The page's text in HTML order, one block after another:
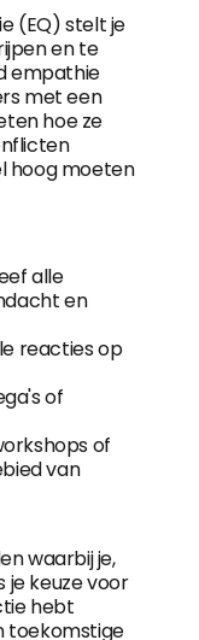
(EQ) stelt je
en te
empathie
met een
hoe ze
hoog moeten
alle
en
reacties op
of
of
van
waarbij je,
je keuze voor
hebt
toekomstige